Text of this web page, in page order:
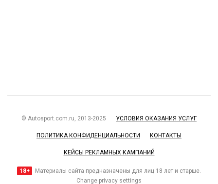
© Autosport.com.ru, 2013-2025 УСЛОВИЯ ОКАЗАНИЯ УСЛУГ
ПОЛИТИКА КОНФИДЕНЦИАЛЬНОСТИ КОНТАКТЫ
КЕЙСЫ РЕКЛАМНЫХ КАМПАНИЙ
18+
Материалы сайта предназначены для лиц 18 лет и старше.
Change privacy settings